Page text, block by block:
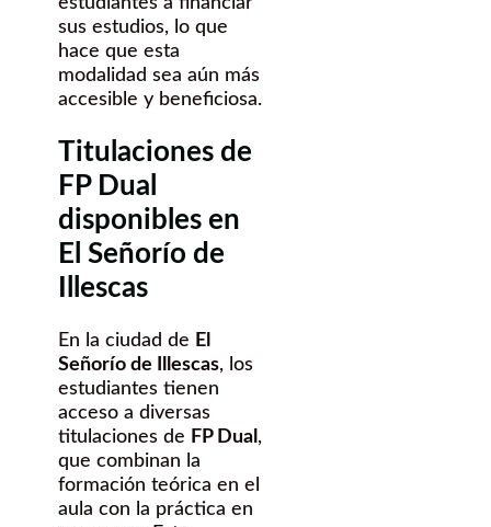
sus estudios, lo que
hace que esta
modalidad sea aún más
accesible y beneficiosa.
Titulaciones de
FP Dual
disponibles en
El Señorío de
Illescas
En la ciudad de El
Señorío de Illescas, los
estudiantes tienen
acceso a diversas
titulaciones de FP Dual ,
que combinan la
formación teórica en el
aula con la práctica en